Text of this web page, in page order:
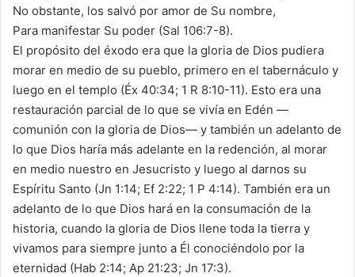
No obstante, los salvó por amor de Su nombre,
Para manifestar Su poder (Sal 106:7-8).
El propósito del éxodo era que la gloria de Dios pudiera
morar en medio de su pueblo, primero en el tabernáculo y
luego en el templo (Éx 40:34; 1 R 8:10-11). Esto era una
restauración parcial de lo que se vivía en Edén —
comunión con la gloria de Dios— y también un adelanto de
lo que Dios haría más adelante en la redención, al morar
en medio nuestro en Jesucristo y luego al darnos su
Espíritu Santo (Jn 1:14; Ef 2:22; 1 P 4:14). También era un
adelanto de lo que Dios hará en la consumación de la
historia, cuando la gloria de Dios llene toda la tierra y
vivamos para siempre junto a Él conociéndolo por la
eternidad (Hab 2:14; Ap 21:23; Jn 17:3).